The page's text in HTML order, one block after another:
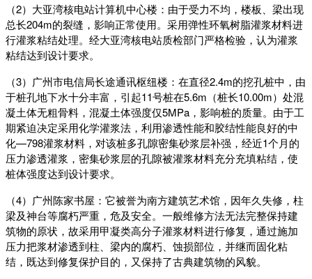
（2） 大亚湾核电站计算机中心楼：由于受力不均，楼板、梁出现
总长204m的裂缝，影响正常使用。采用弹性环氧树脂灌浆材料进
行灌浆粘结处理。经大亚湾核电站质检部门严格检验，认为灌浆
粘结达到设计要求。
（3） 广州市电信局长途通讯枢纽楼：在直径2.4m的挖孔桩中，由
于桩孔地下水十分丰富，引起11号桩在5.6m（桩长10.00m）处混
凝土体无粗骨料，混凝土体强度仅5MPa，影响桩的质量。由于工
期紧迫决定采用化学灌浆法，利用渗透性能和胶结性能良好的中
化—798灌浆材料，对该桩多孔隙密集砂浆层补强，经近1个月的
压力渗透灌浆，密集砂浆层的孔隙被灌浆材料充分充填粘结，使
桩体强度达到设计要求。
（4） 广州陈家书屋：它被誉为南方建筑艺术馆，因年久失修，柱
梁及神台等腐朽严重，危及安全。一般维修方法无法完整保持建
筑物的原状，故采用甲凝类高分子灌浆材料进行修复，通过施加
压力把浆材渗透到柱、梁内的腐朽、蚀损部位，并继而固化粘
结，既达到修复保护目的，又保持了古典建筑物的风貌。